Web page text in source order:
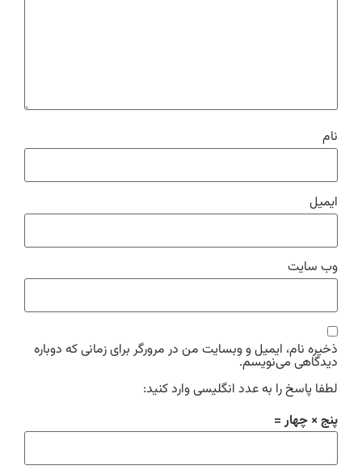
نام
ایمیل
وب‌ سایت
ذخیره نام، ایمیل و وبسایت من در مرورگر برای زمانی که دوباره
دیدگاهی می‌نویسم.
لطفا پاسخ را به عدد انگلیسی وارد کنید:
پنج × چهار =